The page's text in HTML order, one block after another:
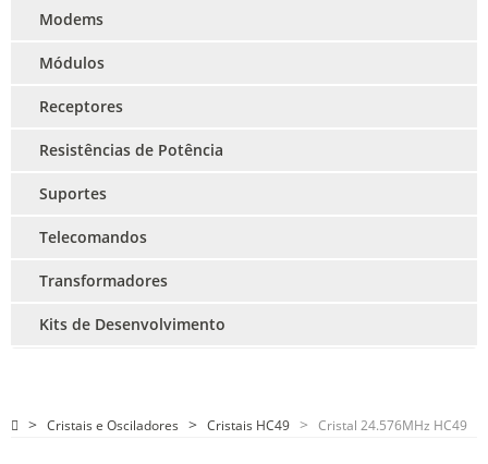
Modems
Módulos
Receptores
Resistências de Potência
Suportes
Telecomandos
Transformadores
Kits de Desenvolvimento
Cristais e Osciladores Cristais HC49 Cristal 24.576MHz HC49